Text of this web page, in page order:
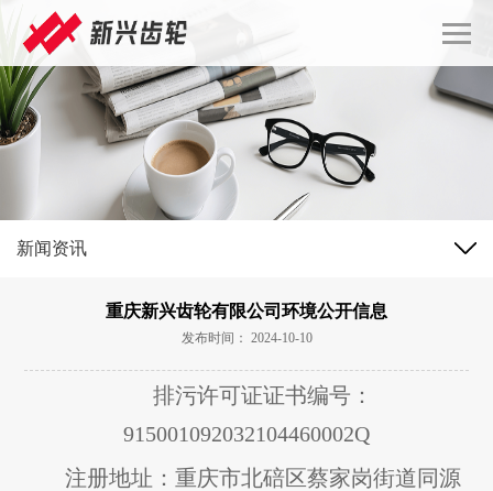
新闻资讯
重庆新兴齿轮有限公司环境公开信息
发布时间： 2024-10-10
排污许可证证书编号：
915001092032104460002Q
注册地址：重庆市北碚区蔡家岗街道同源